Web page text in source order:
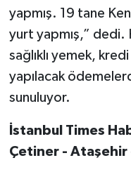
yapmış. 19 tane
yurt yapmış,” dedi.
sağlıklı yemek,
yapılacak
sunuluyor.
İstanbul Times
Çetiner - Ataşehir